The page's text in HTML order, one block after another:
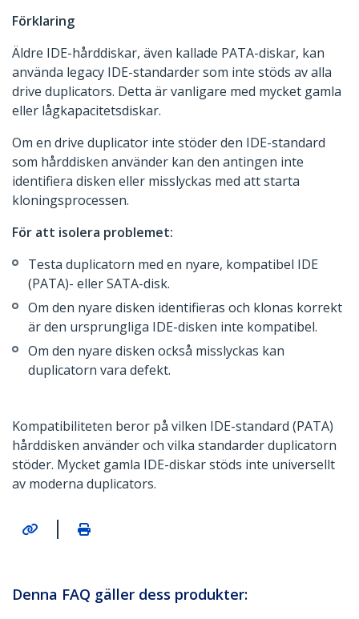
Förklaring
Äldre IDE-hårddiskar, även kallade PATA-diskar, kan
använda legacy IDE-standarder som inte stöds av alla
drive duplicators. Detta är vanligare med mycket gamla
eller lågkapacitetsdiskar.
Om en drive duplicator inte stöder den IDE-standard
som hårddisken använder kan den antingen inte
identifiera disken eller misslyckas med att starta
kloningsprocessen.
För att isolera problemet:
Testa duplicatorn med en nyare, kompatibel IDE
(PATA)- eller SATA-disk.
Om den nyare disken identifieras och klonas korrekt
är den ursprungliga IDE-disken inte kompatibel.
Om den nyare disken också misslyckas kan
duplicatorn vara defekt.
Kompatibiliteten beror på vilken IDE-standard (PATA)
hårddisken använder och vilka standarder duplicatorn
stöder. Mycket gamla IDE-diskar stöds inte universellt
av moderna duplicators.
|
Denna FAQ gäller dess produkter: